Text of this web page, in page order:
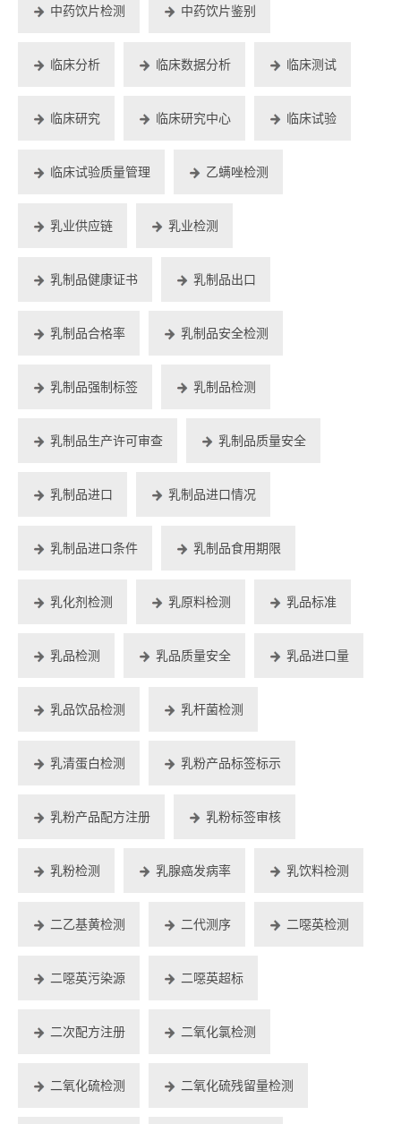
中药饮片检测 中药饮片鉴别
临床分析 临床数据分析 临床测试
临床研究 临床研究中心 临床试验
临床试验质量管理 乙螨唑检测
乳业供应链 乳业检测
乳制品健康证书 乳制品出口
乳制品合格率 乳制品安全检测
乳制品强制标签 乳制品检测
乳制品生产许可审查 乳制品质量安全
乳制品进口 乳制品进口情况
乳制品进口条件 乳制品食用期限
乳化剂检测 乳原料检测 乳品标准
乳品检测 乳品质量安全 乳品进口量
乳品饮品检测 乳杆菌检测
乳清蛋白检测 乳粉产品标签标示
乳粉产品配方注册 乳粉标签审核
乳粉检测 乳腺癌发病率 乳饮料检测
二乙基黄检测 二代测序 二噁英检测
二噁英污染源 二噁英超标
二次配方注册 二氧化氯检测
二氧化硫检测 二氧化硫残留量检测